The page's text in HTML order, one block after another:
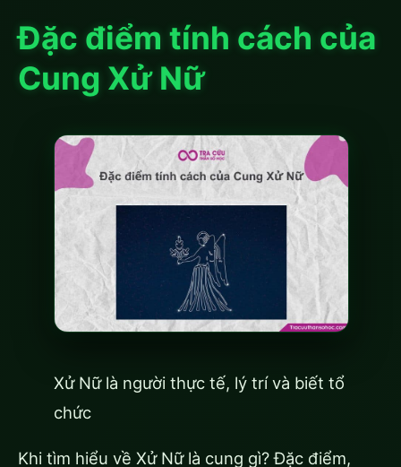
Đặc điểm tính cách của
Cung Xử Nữ
Xử Nữ là người thực tế, lý trí và biết tổ
chức
Khi tìm hiểu về Xử Nữ là cung gì? Đặc điểm,